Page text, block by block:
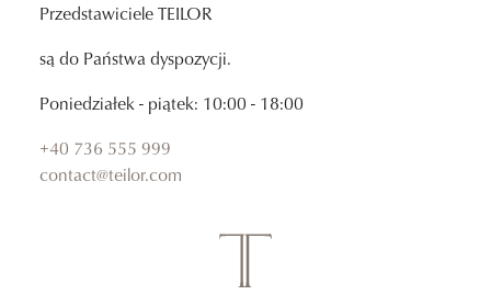
Przedstawiciele TEILOR
są do Państwa dyspozycji.
Poniedziałek - piątek: 10:00 - 18:00
+40 736 555 999
contact@teilor.com